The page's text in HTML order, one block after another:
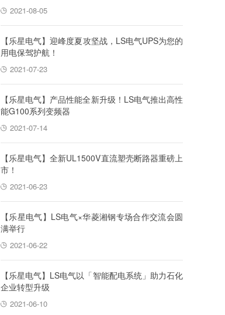
2021-08-05
【乐星电气】迎峰度夏攻坚战，LS电气UPS为您的
用电保驾护航！
2021-07-23
【乐星电气】产品性能全新升级！LS电气推出高性
能G100系列变频器
2021-07-14
【乐星电气】全新UL1500V直流塑壳断路器重磅上
市！
2021-06-23
【乐星电气】LS电气×华菱湘钢专场合作交流会圆
满举行
2021-06-22
【乐星电气】LS电气以「智能配电系统」助力石化
企业转型升级
2021-06-10